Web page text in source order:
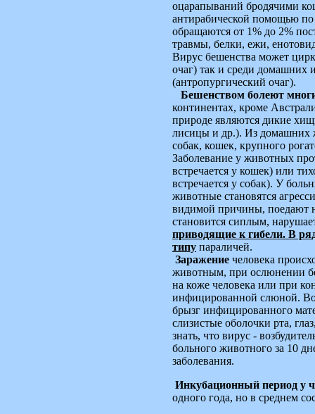
оцарапываний бродячими
антирабической помощью
обращаются от 1% до 2%
травмы, белки, ежи,
Вирус бешенства может
очаг) так и среди
(антропургический очаг).
Бешенством болеют
континентах, кроме
природе являются дикие
лисицы и др.). Из домашних
собак, кошек, крупного
Заболевание у животных
встречается у кошек) или
встречается у собак). У
животные становятся
видимой причины, поедают
становится сиплым,
приводящие к гибели. В
типу параличей.
Заражение человека
животным, при ослюнении
на коже человека или при
инфицированной слюной.
брызг инфицированного
слизистые оболочки рта,
знать, что вирус -
больного животного за 10
заболевания.
Инкубационный период у
одного года, но в среднем